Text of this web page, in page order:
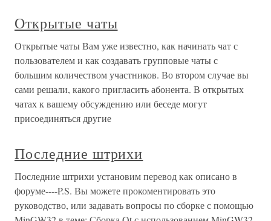
Открытые чаты
Открытые чаты Вам уже известно, как начинать чат с
пользователем и как создавать групповые чаты с
большим количеством участников. Во втором случае вы
сами решали, какого пригласить абонента. В открытых
чатах к вашему обсуждению или беседе могут
присоединяться другие
Последние штрихи
Последние штрихи установим перевод как описано в
форуме----P.S. Вы можете прокоментировать это
руководство, или задавать вопросы по сборке с помощью